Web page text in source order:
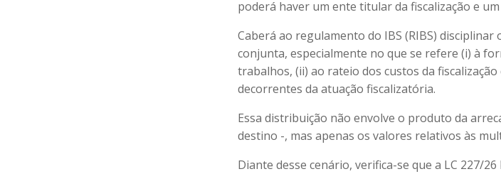
poderá haver um ente titular da fiscalização e
Caberá ao regulamento do IBS (RIBS)
conjunta, especialmente no que se refere (i) à
trabalhos, (ii) ao rateio dos custos da
decorrentes da atuação fiscalizatória.
Essa distribuição não envolve o produto da
destino -, mas apenas os valores relativos às
Diante desse cenário, verifica-se que a LC 227/